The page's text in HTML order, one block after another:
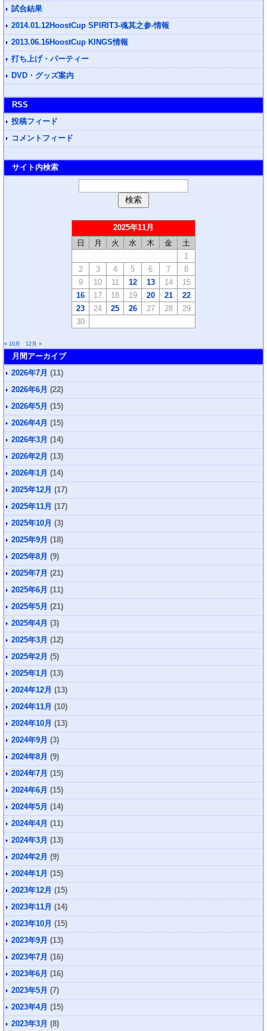
試合結果
2014.01.12HoostCup SPIRIT3-魂其之参-情報
2013.06.16HoostCup KINGS情報
打ち上げ・パーティー
DVD・グッズ案内
RSS
投稿フィード
コメントフィード
サイト内検索
2025年11月
日 月 火 水 木 金
土
1
2
3 4 5 6 7
8
9
10 11 12 13 14
15
16
17 18 19 20 21
22
23
24 25 26 27 28
29
30
« 10月 12月 »
月間アーカイブ
2026年7月 (11)
2026年6月 (22)
2026年5月 (15)
2026年4月 (15)
2026年3月 (14)
2026年2月 (13)
2026年1月 (14)
2025年12月 (17)
2025年11月 (17)
2025年10月 (3)
2025年9月 (18)
2025年8月 (9)
2025年7月 (21)
2025年6月 (11)
2025年5月 (21)
2025年4月 (3)
2025年3月 (12)
2025年2月 (5)
2025年1月 (13)
2024年12月 (13)
2024年11月 (10)
2024年10月 (13)
2024年9月 (3)
2024年8月 (9)
2024年7月 (15)
2024年6月 (15)
2024年5月 (14)
2024年4月 (11)
2024年3月 (13)
2024年2月 (9)
2024年1月 (15)
2023年12月 (15)
2023年11月 (14)
2023年10月 (15)
2023年9月 (13)
2023年7月 (16)
2023年6月 (16)
2023年5月 (7)
2023年4月 (15)
2023年3月 (8)